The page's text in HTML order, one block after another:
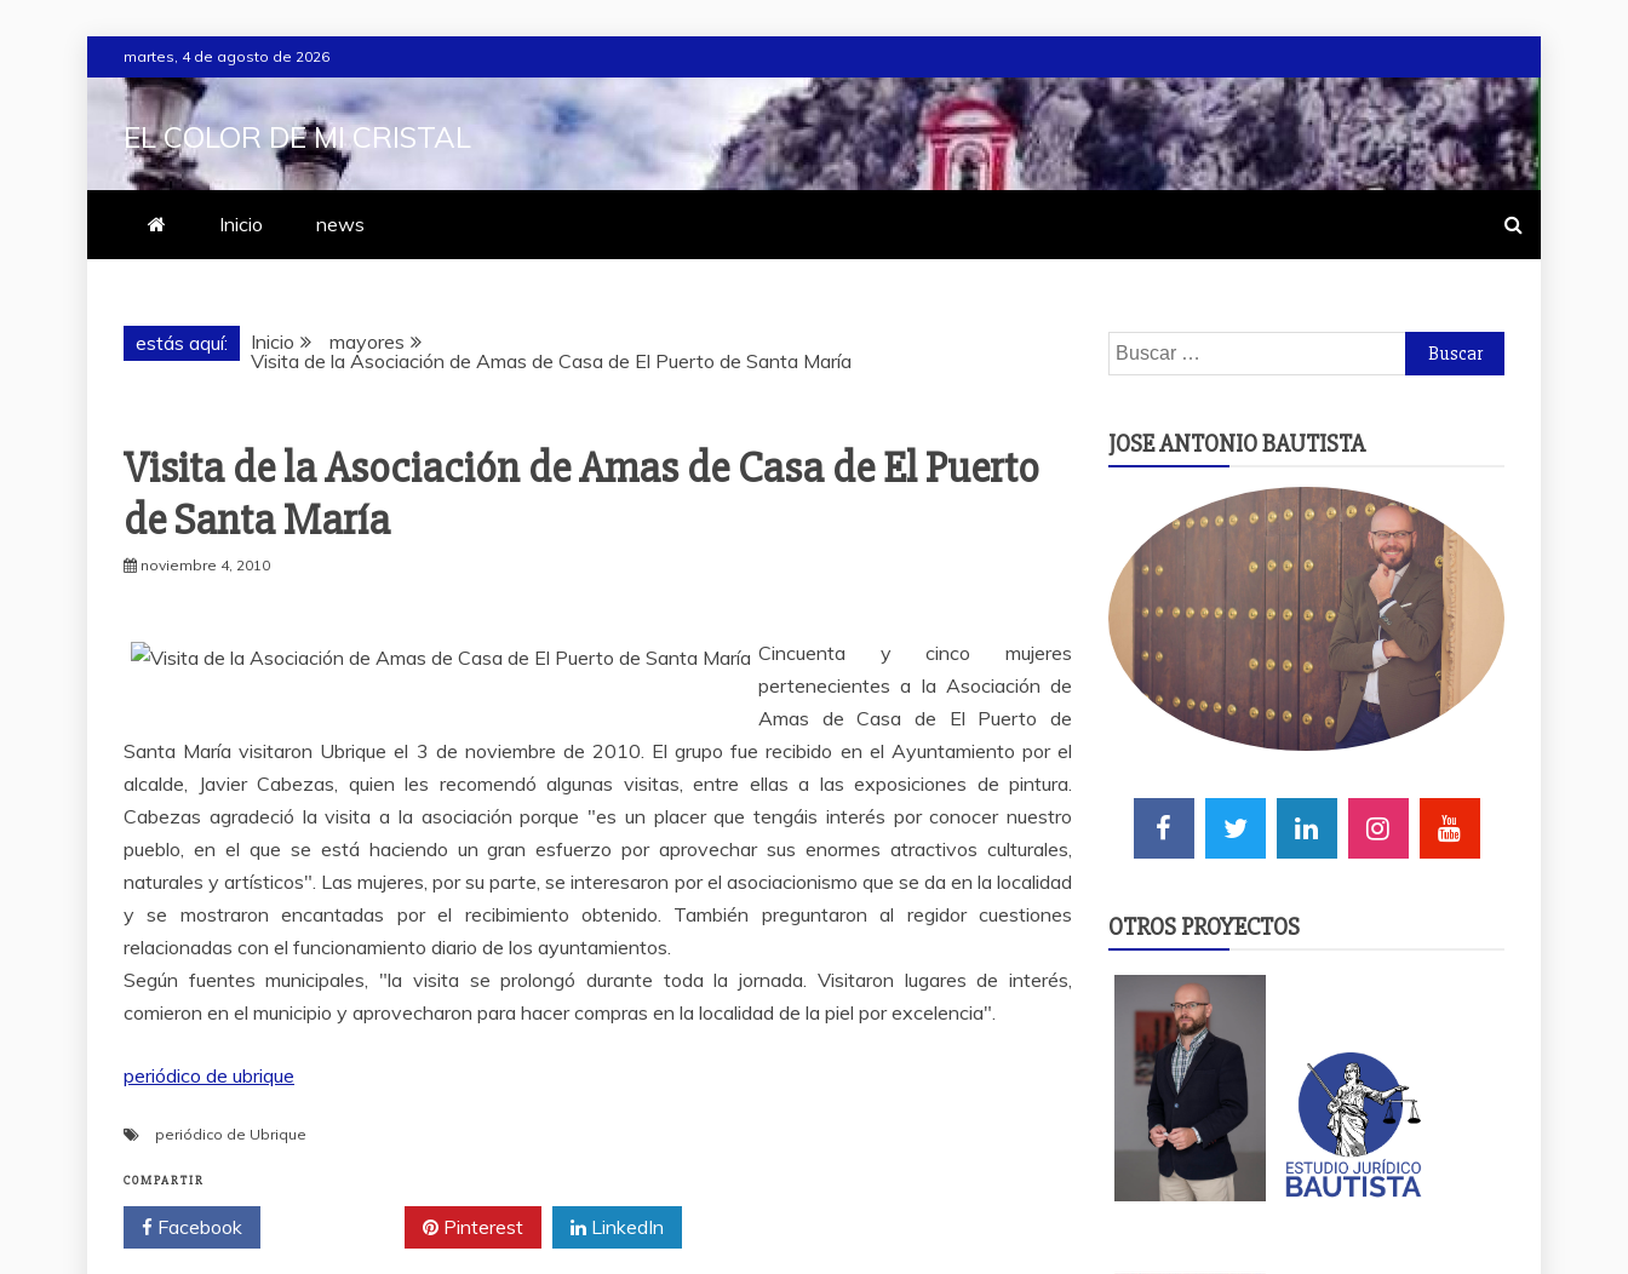
Saltar
al
contenido
martes, 4 de agosto de 2026
EL COLOR DE MI CRISTAL
Inicio news
estás aquí: Inicio
mayores
Visita de la Asociación de Amas de Casa de El Puerto de Santa María
Visita de la Asociación de Amas de Casa de El Puerto
de Santa María
noviembre 4, 2010
Cincuenta y cinco mujeres
pertenecientes a la Asociación de
Amas de Casa de El Puerto de
Santa María visitaron Ubrique el 3 de noviembre de 2010. El grupo fue recibido en el Ayuntamiento por el
alcalde, Javier Cabezas, quien les recomendó algunas visitas, entre ellas a las exposiciones de pintura.
Cabezas agradeció la visita a la asociación porque "es un placer que tengáis interés por conocer nuestro
pueblo, en el que se está haciendo un gran esfuerzo por aprovechar sus enormes atractivos culturales,
naturales y artísticos". Las mujeres, por su parte, se interesaron por el asociacionismo que se da en la localidad
y se mostraron encantadas por el recibimiento obtenido. También preguntaron al regidor cuestiones
relacionadas con el funcionamiento diario de los ayuntamientos.
Según fuentes municipales, "la visita se prolongó durante toda la jornada. Visitaron lugares de interés,
comieron en el municipio y aprovecharon para hacer compras en la localidad de la piel por excelencia".
periódico de ubrique
periódico de Ubrique
COMPARTIR
Facebook Pinterest LinkedIn
Buscar:
JOSE ANTONIO BAUTISTA
OTROS PROYECTOS